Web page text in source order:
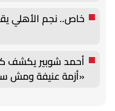
خاص.. نجم الأهلي
أحمد شوبير يكشف
«أزمة عنيفة ومش